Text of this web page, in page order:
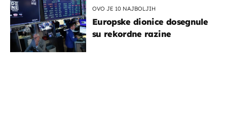
OVO JE 10 NAJBOLJIH
Europske dionice dosegnule
su rekordne razine